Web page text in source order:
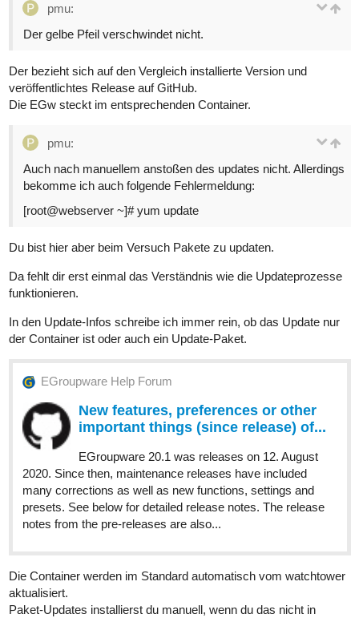
pmu:
Der gelbe Pfeil verschwindet nicht.
Der bezieht sich auf den Vergleich installierte Version und
veröffentlichtes Release auf GitHub.
Die EGw steckt im entsprechenden Container.
pmu:
Auch nach manuellem anstoßen des updates nicht. Allerdings
bekomme ich auch folgende Fehlermeldung:
[root@webserver ~]# yum update
Du bist hier aber beim Versuch Pakete zu updaten.
Da fehlt dir erst einmal das Verständnis wie die Updateprozesse
funktionieren.
In den Update-Infos schreibe ich immer rein, ob das Update nur
der Container ist oder auch ein Update-Paket.
EGroupware Help Forum
New features, preferences or other
important things (since release) of...
EGroupware 20.1 was releases on 12. August
2020. Since then, maintenance releases have included
many corrections as well as new functions, settings and
presets. See below for detailed release notes. The release
notes from the pre-releases are also...
Die Container werden im Standard automatisch vom watchtower
aktualisiert.
Paket-Updates installierst du manuell, wenn du das nicht in